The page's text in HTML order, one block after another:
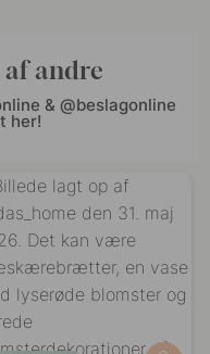
andre
& @beslagonline
her!